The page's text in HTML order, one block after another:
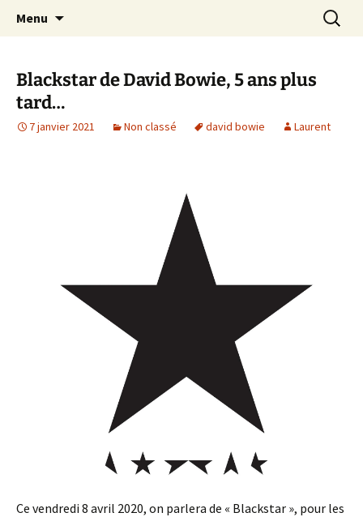
Laurent Rieppi
Journaliste musical · Historien du rock ·
Conférencier
Menu
Blackstar de David Bowie, 5 ans plus
tard…
7 janvier 2021 Non classé david bowie Laurent
Ce vendredi 8 avril 2020, on parlera de « Blackstar », pour les